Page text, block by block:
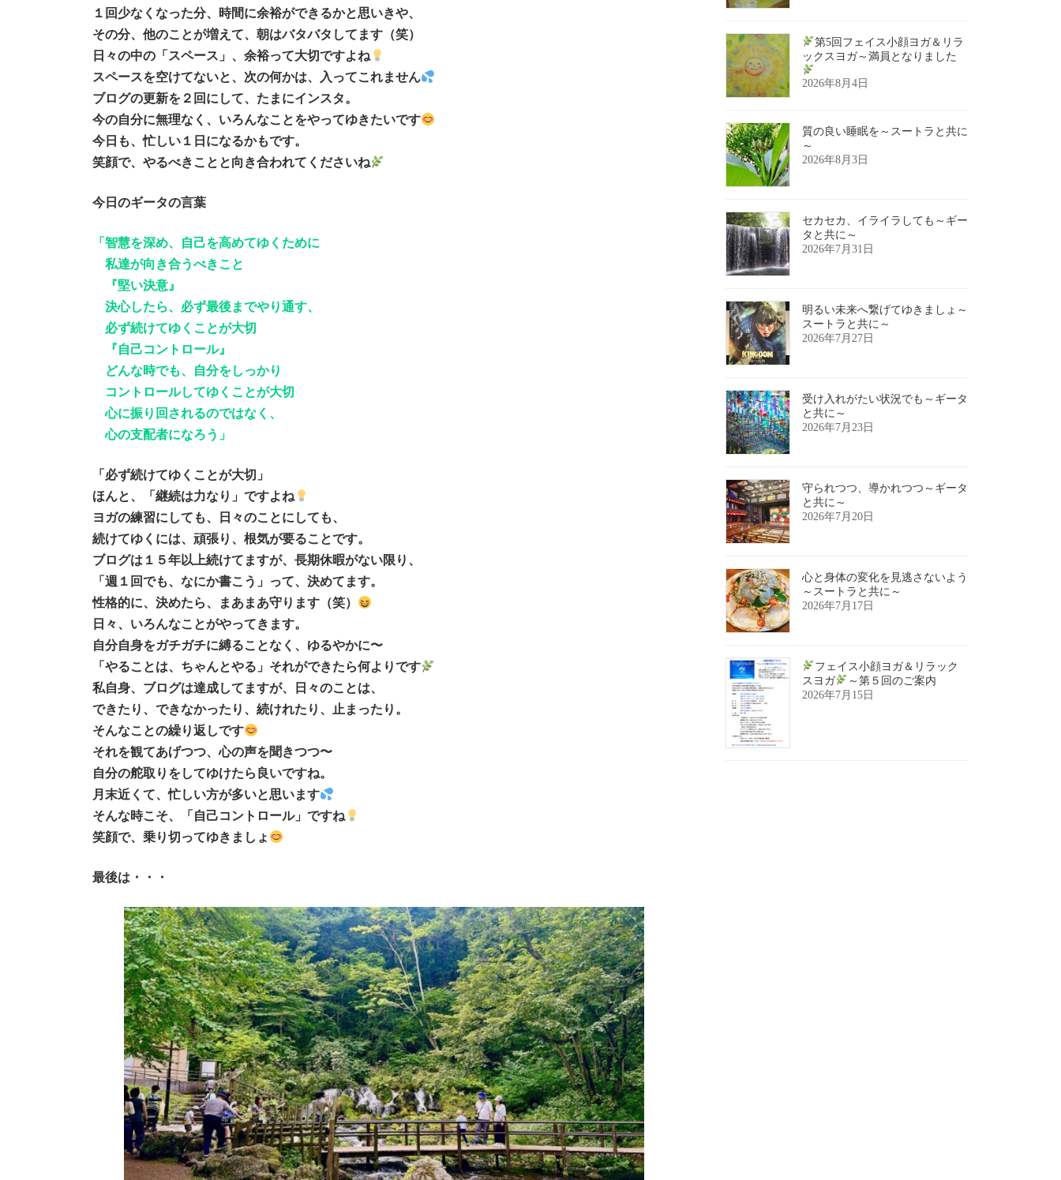
１回少なくなった分、時間に余裕ができるかと思いきや、
その分、他のことが増えて、朝はバタバタしてます（笑）
日々の中の「スペース」、余裕って大切ですよね
スペースを空けてないと、次の何かは、入ってこれません
ブログの更新を２回にして、たまにインスタ。
今の自分に無理なく、いろんなことをやってゆきたいです
今日も、忙しい１日になるかもです。
笑顔で、やるべきことと向き合われてくださいね
今日のギータの言葉
「智慧を深め、自己を高めてゆくために
私達が向き合うべきこと
『堅い決意』
決心したら、必ず最後までやり通す、
必ず続けてゆくことが大切
『自己コントロール』
どんな時でも、自分をしっかり
コントロールしてゆくことが大切
心に振り回されるのではなく、
心の支配者になろう」
「必ず続けてゆくことが大切」
ほんと、「継続は力なり」ですよね
ヨガの練習にしても、日々のことにしても、
続けてゆくには、頑張り、根気が要ることです。
ブログは１５年以上続けてますが、長期休暇がない限り、
「週１回でも、なにか書こう」って、決めてます。
性格的に、決めたら、まあまあ守ります（笑）
日々、いろんなことがやってきます。
自分自身をガチガチに縛ることなく、ゆるやかに〜
「やることは、ちゃんとやる」それができたら何よりです
私自身、ブログは達成してますが、日々のことは、
できたり、できなかったり、続けれたり、止まったり。
そんなことの繰り返しです
それを観てあげつつ、心の声を聞きつつ〜
自分の舵取りをしてゆけたら良いですね。
月末近くて、忙しい方が多いと思います
そんな時こそ、「自己コントロール」ですね
笑顔で、乗り切ってゆきましょ
最後は・・・
第5回フェイス小顔ヨガ＆リラ
ックスヨガ～満員となりました
2026年8月4日
質の良い睡眠を～スートラと共に
～
2026年8月3日
セカセカ、イライラしても～ギー
タと共に～
2026年7月31日
明るい未来へ繋げてゆきましょ～
スートラと共に～
2026年7月27日
受け入れがたい状況でも～ギータ
と共に～
2026年7月23日
守られつつ、導かれつつ～ギータ
と共に～
2026年7月20日
心と身体の変化を見逃さないよう
～スートラと共に～
2026年7月17日
フェイス小顔ヨガ＆リラック
スヨガ
～第５回のご案内
2026年7月15日